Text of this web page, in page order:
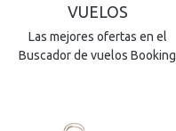
VUELOS
Las mejores ofertas en el
Buscador de vuelos Booking